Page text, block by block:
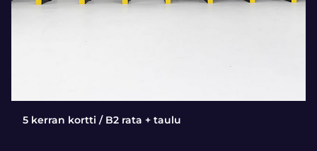
5 kerran kortti / B2 rata + taulu